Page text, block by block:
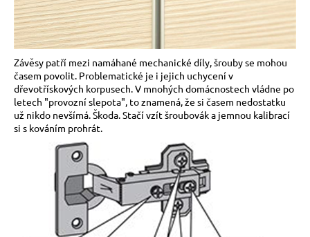
Závěsy patří mezi namáhané mechanické díly, šrouby se mohou
časem povolit. Problematické je i jejich uchycení v
dřevotřískových korpusech. V mnohých domácnostech vládne po
letech "provozní slepota", to znamená, že si časem nedostatku
už nikdo nevšímá. Škoda. Stačí vzít šroubovák a jemnou kalibrací
si s kováním prohrát.
HLEDAT
D
o